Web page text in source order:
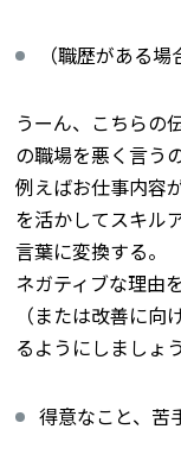
（職歴がある
うーん、こちらの
の職場を悪く言う
例えばお仕事内容
を活かしてスキル
言葉に変換する。
ネガティブな理由
（または改善に
るようにしましょう
得意なこと、苦